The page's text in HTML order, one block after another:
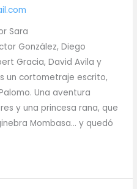
Sara
González, Diego
Gracia, David Avila y
un cortometraje escrito,
Una aventura
y una princesa rana, que
Mombasa… y quedó